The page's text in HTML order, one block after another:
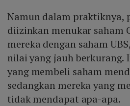
Namun dalam praktiknya,
diizinkan menukar saham
mereka dengan saham
nilai yang jauh berkurang.
yang membeli saham
sedangkan mereka yang
tidak mendapat apa-apa.